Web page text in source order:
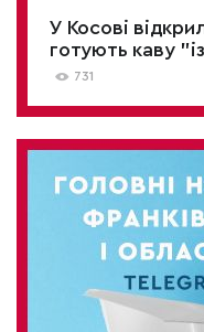
У Косові
готують каву
731